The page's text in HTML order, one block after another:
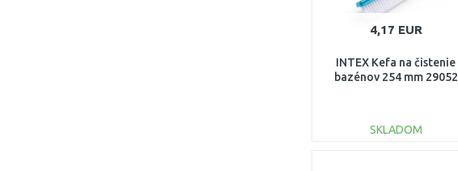
4,17 EUR
INTEX Kefa na čistenie
bazénov 254 mm 29052
SKLADOM